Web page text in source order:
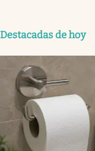
Destacadas de hoy